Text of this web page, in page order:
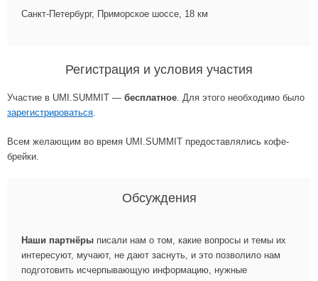
Санкт-Петербург, Приморское шоссе, 18 км
Регистрация и условия участия
Участие в UMI.SUMMIT — бесплатное. Для этого необходимо было
зарегистрироваться.
Всем желающим во время UMI.SUMMIT предоставлялись кофе-
брейки.
Обсуждения
Наши партнёры пиcали нам о том, какие вопросы и темы их
интересуют, мучают, не дают заснуть, и это позволило нам
подготовить исчерпывающую информацию, нужные